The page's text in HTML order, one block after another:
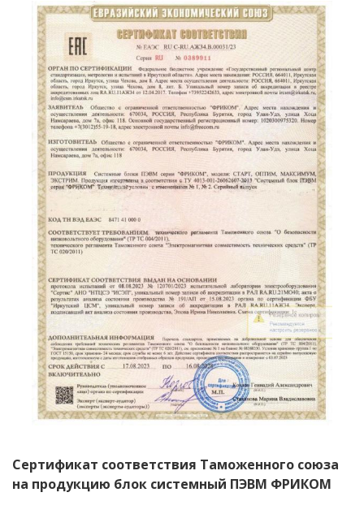
Сертификат соответствия Таможенного союза
на продукцию блок системный ПЭВМ ФРИКОМ